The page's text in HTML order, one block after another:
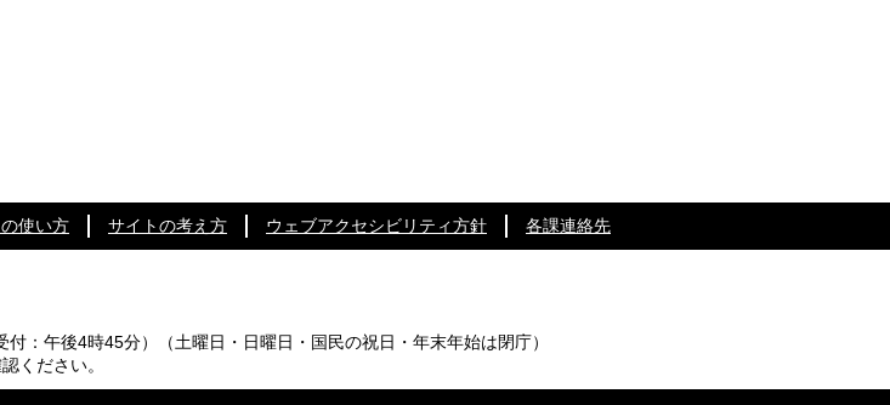
使い方 サイトの考え方 ウェブアクセシビリティ方針 各課連絡先
付：午後4時45分）
（土曜日・日曜日・国民の祝日・年末年始は閉庁）
ださい。